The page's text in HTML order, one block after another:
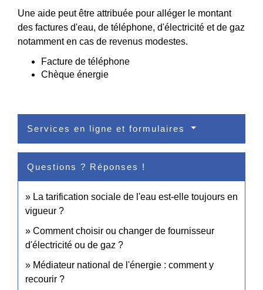
Une aide peut être attribuée pour alléger le montant
des factures d'eau, de téléphone, d'électricité et de gaz
notamment en cas de revenus modestes.
Facture de téléphone
Chèque énergie
Services en ligne et formulaires
Questions ? Réponses !
La tarification sociale de l'eau est-elle toujours en
vigueur ?
Comment choisir ou changer de fournisseur
d'électricité ou de gaz ?
Médiateur national de l'énergie : comment y
recourir ?